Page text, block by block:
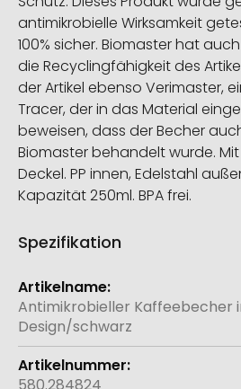
antimikrobielle Wirksamkeit
100% sicher. Biomaster hat
die Recyclingfähigkeit des
der Artikel ebenso Verimaster,
Tracer, der in das Material
beweisen, dass der Becher
Biomaster behandelt wurde.
Deckel. PP innen, Edelstahl
Kapazität 250ml. BPA frei.
Spezifikation
Weitere
Informationen
Antimikrobieller Kaffeebecher
Design/schwarz